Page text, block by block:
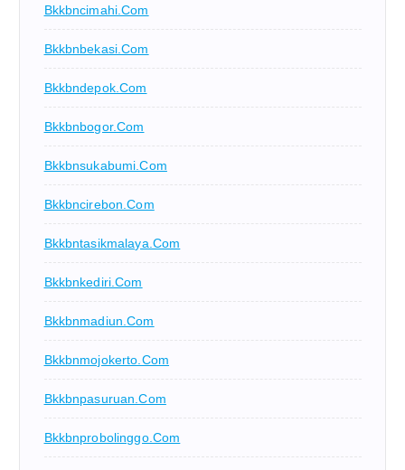
Bkkbncimahi.com
Bkkbnbekasi.com
Bkkbndepok.com
Bkkbnbogor.com
Bkkbnsukabumi.com
Bkkbncirebon.com
Bkkbntasikmalaya.com
Bkkbnkediri.com
Bkkbnmadiun.com
Bkkbnmojokerto.com
Bkkbnpasuruan.com
Bkkbnprobolinggo.com